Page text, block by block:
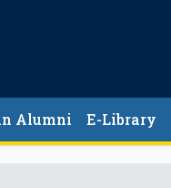
Alumni E-Library